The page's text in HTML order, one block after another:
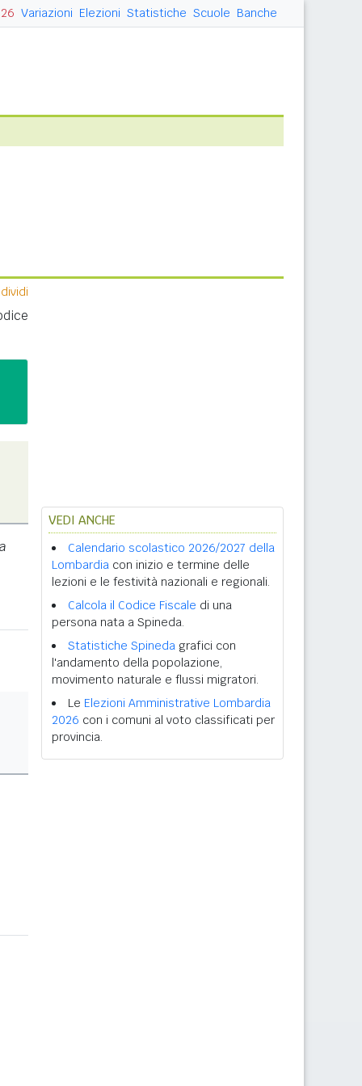
Variazioni Elezioni Statistiche Scuole Banche
VEDI ANCHE
Calendario scolastico 2026/2027 della
Lombardia con inizio e termine delle
lezioni e le festività nazionali e regionali.
Calcola il Codice Fiscale di una
persona nata a Spineda.
Statistiche Spineda grafici con
l'andamento della popolazione,
movimento naturale e flussi migratori.
Le Elezioni Amministrative Lombardia
2026 con i comuni al voto classificati per
provincia.